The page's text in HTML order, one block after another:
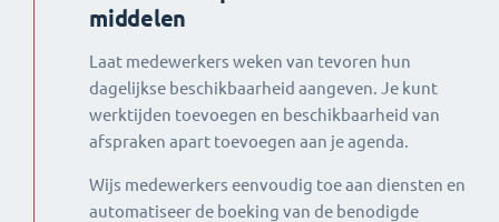
middelen
Laat medewerkers weken van tevoren hun
dagelijkse beschikbaarheid aangeven. Je kunt
werktijden toevoegen en beschikbaarheid van
afspraken apart toevoegen aan je agenda.
Wijs medewerkers eenvoudig toe aan diensten en
automatiseer de boeking van de benodigde